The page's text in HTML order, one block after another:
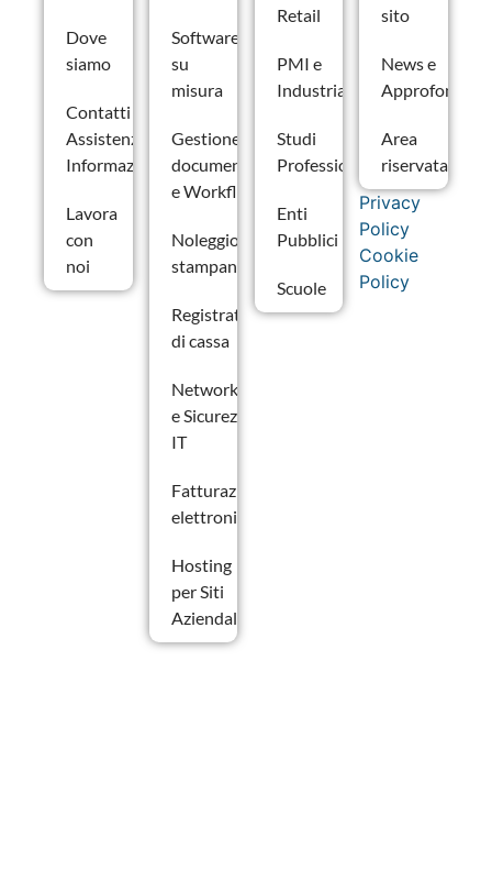
Dove
siamo
Contatti –
Assistenza e
Informazioni
Lavora
con
noi
Software
su
misura
Gestione
documentale
e Workflow
Noleggio
stampanti
Registratori
di cassa
Networking
e Sicurezza
IT
Fatturazione
elettronica
Hosting
per Siti
Aziendali
Retail
PMI e
Industria
Studi
Professionali
Enti
Pubblici
Scuole
sito
News e
Area
riservata
Privacy
Policy
Cookie
Policy